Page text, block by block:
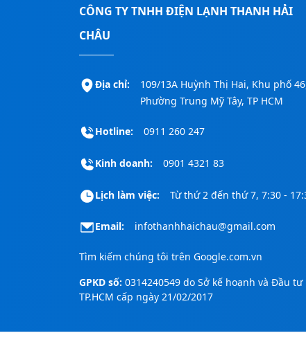
CÔNG TY TNHH ĐIỆN LẠNH THANH HẢI
CHÂU
Địa chỉ:
109/13A Huỳnh Thị Hai, Khu phố
Phường Trung Mỹ Tây, TP HCM
Hotline: 0911 260 247
Kinh doanh: 0901 4321 83
Lịch làm việc: Từ thứ 2 đến thứ 7, 7:30 -
Email: infothanhhaichau@gmail.com
Tìm kiếm chúng tôi trên Google.com.vn
GPKD số: 0314240549 do Sở kế hoạnh và Đầu tư
TP.HCM cấp ngày 21/02/2017